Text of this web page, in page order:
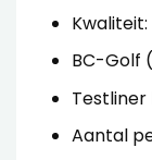
BC-Golf
Testliner
Aantal